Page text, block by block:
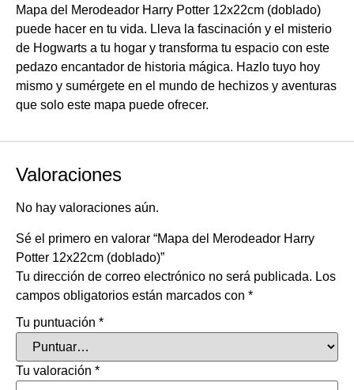
Mapa del Merodeador Harry Potter 12x22cm (doblado)
puede hacer en tu vida. Lleva la fascinación y el misterio
de Hogwarts a tu hogar y transforma tu espacio con este
pedazo encantador de historia mágica. Hazlo tuyo hoy
mismo y sumérgete en el mundo de hechizos y aventuras
que solo este mapa puede ofrecer.
Valoraciones
No hay valoraciones aún.
Sé el primero en valorar “Mapa del Merodeador Harry
Potter 12x22cm (doblado)”
Tu dirección de correo electrónico no será publicada. Los
campos obligatorios están marcados con *
Tu puntuación *
Tu valoración *